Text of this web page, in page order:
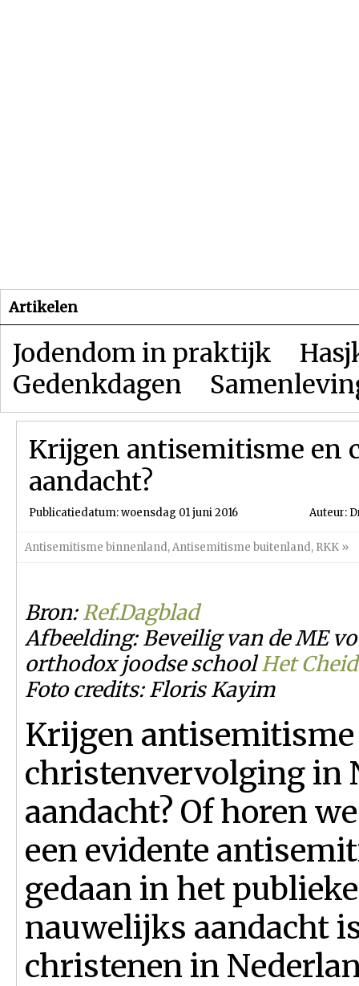
Artikelen
Jodendom in praktijk
Gedenkdagen
Krijgen antisemitisme en
aandacht?
Publicatiedatum: woensdag 01 juni 2016 Auteur:
Antisemitisme binnenland,Antisemitisme buitenland, RKK »
Bron:Ref.Dagblad
Afbeelding: Beveilig van de ME
orthodox joodse schoolHet
Foto credits: Floris Kayim
Krijgen antisemitisme
christenvervolging in
aandacht? Of horen
een evidente
gedaan in het
nauwelijks aandacht
christenen in